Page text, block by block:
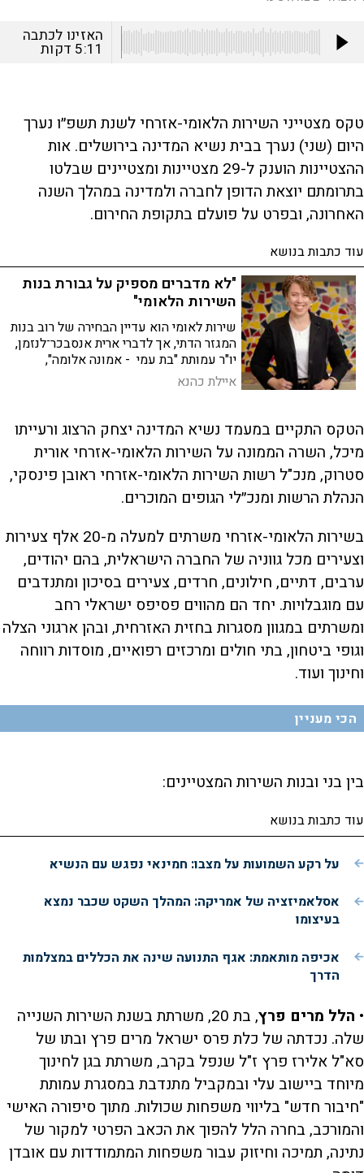
האזינו לכתבה
5:11 דקות
טקס מצטייני השירות הלאומי-אזרחי לשנת תשפ״ו נערך
היום (שני) נערך בבית נשיא המדינה בירושלים. אות
ההצטיינות הוענק ל-29 מצטיינות ומצטיינים שבלטו
בתרומתם יוצאת הדופן לחברה ולמדינה במהלך השנה
האחרונה, ובפרט על פועלם בתקופת החירום.
עוד כתבות בנושא
"לא מדברים מספיק על גבורת בנות
השירות הלאומי"
שירות לאומי הוא עדיין הבחירה של רוב בנות
המגזר הדתי, אך לדברי ארית אנסבכר־לנזמן,
יו"ר עמותת "בת עמי - אמונה אלומה",
התפקיד החשוב שהן ממלאות אינו זוכה
להכרה מספקת
איילת כהנא
הטקס התקיים במעמד נשיא המדינה יצחק הרצוג ורעייתו
מיכל, השרה הממונה על השירות הלאומי-אזרחי אורית
סטרוק, מנכ"ל רשות השירות הלאומי-אזרחי ראובן פינסקי,
הנהלת הרשות ומנכ״לי הגופים המוכרים.
בשירות הלאומי-אזרחי משרתים למעלה מ-20 אלף צעירות
וצעירים מכל גווניה של החברה הישראלית, בהם יהודים,
ערבים, דתיים, חילונים, חרדים, צעירים בסיכון ומתנדבים
עם מוגבלויות. יחד הם מהווים פסיפס ישראלי רחב
ומשרתים במגוון מסגרות בחזית האזרחית, ובהן ארגוני הצלה
וגופי ביטחון, בתי חולים ומרכזים רפואיים, מוסדות רווחה
וחינוך ועוד.
הכי מעניין
בין בני ובנות השירות המצטיינים:
עוד כתבות בנושא
על רקע השמועות על מצבו: חמינאי נפגש עם הנשיא
אסלאמיזציה של אמריקה: המהלך השקט שכבר נמצא
בעיצומו
אכיפה מותאמת: אגף התנועה שינה את הכללים במצלמות
הדרך
• הלל מרים פרץ
, בת 20, משרתת בשנת השירות השנייה
שלה. נכדתה של כלת פרס ישראל מרים פרץ ובתו של
סא"ל אלירז פרץ ז"ל שנפל בקרב, משרתת בגן לחינוך
מיוחד ביישוב עלי ובמקביל מתנדבת במסגרת עמותת
"חיבור חדש" בליווי משפחות שכולות. מתוך סיפורה האישי
והמורכב, בחרה הלל להפוך את הכאב הפרטי למקור של
נתינה, תמיכה וחיזוק עבור משפחות המתמודדות עם אובדן